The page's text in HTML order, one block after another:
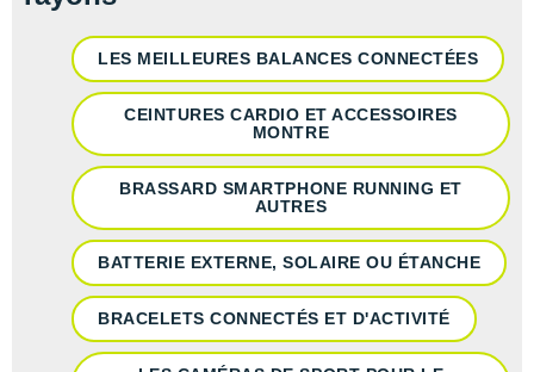
LES MEILLEURES BALANCES CONNECTÉES
CEINTURES CARDIO ET ACCESSOIRES
MONTRE
BRASSARD SMARTPHONE RUNNING ET
AUTRES
BATTERIE EXTERNE, SOLAIRE OU ÉTANCHE
BRACELETS CONNECTÉS ET D'ACTIVITÉ